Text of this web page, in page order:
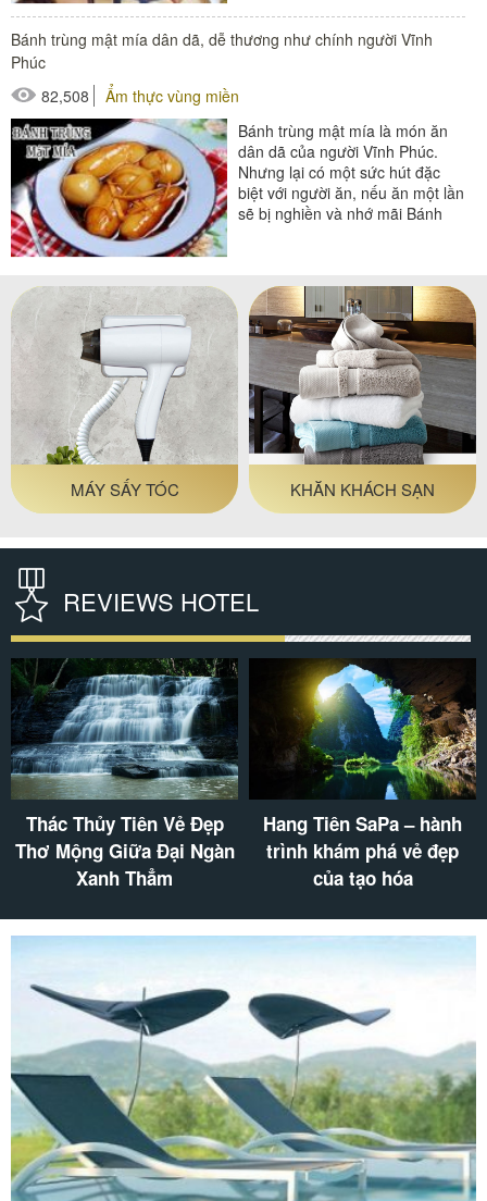
Bánh trùng mật mía dân dã, dễ thương như chính người Vĩnh
Phúc
82,508
Ẩm thực vùng miền
Bánh trùng mật mía là món ăn
dân dã của người Vĩnh Phúc.
Nhưng lại có một sức hút đặc
biệt với người ăn, nếu ăn một lần
sẽ bị nghiền và nhớ mãi Bánh
GIỎ ĐỰNG ĐỒ PHÒNG
TẮM
THẢM PHÒNG TẮM
REVIEWS HOTEL
Lang thang Phia Oắc để
chiêm ngưỡng “bức tranh
thiên nhiên “ tuyệt mỹ
Núi Cấm Sơn – kỳ quan
thiên nhiên nằm giữa lòng
Hà Giang